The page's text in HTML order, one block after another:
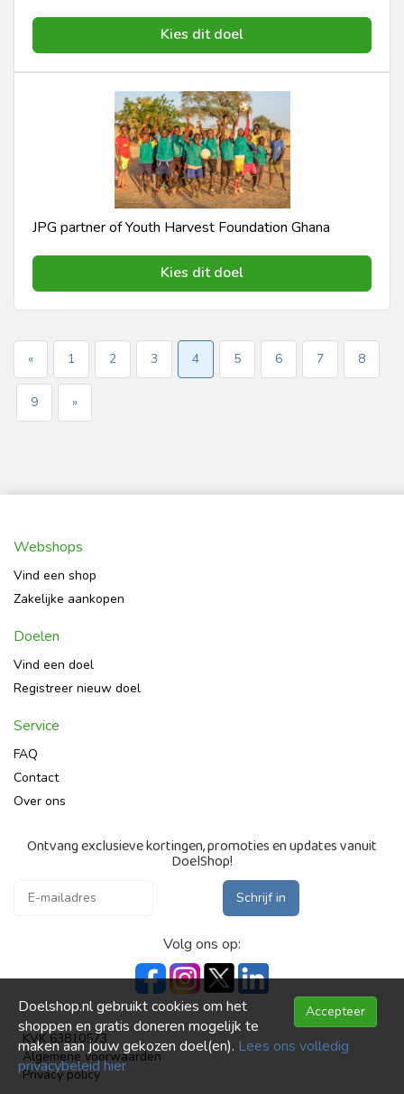
Kies dit doel
JPG partner of Youth Harvest Foundation Ghana
Kies dit doel
« 1 2 3 4 5 6 7 8
9 »
Webshops
Vind een shop
Zakelijke aankopen
Doelen
Vind een doel
Registreer nieuw doel
Service
FAQ
Contact
Over ons
Ontvang exclusieve kortingen, promoties en updates vanuit
DoelShop!
Schrijf in
Volg ons op:
KVK 63810573
Algemene voorwaarden
Privacy policy
Accepteer
Doelshop.nl gebruikt cookies om het
shoppen en gratis doneren mogelijk te
maken aan jouw gekozen doel(en). Lees ons volledig
privacybeleid hier